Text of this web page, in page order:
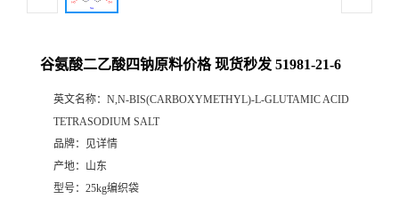
谷氨酸二乙酸四钠原料价格 现货秒发 51981-21-6
英文名称： N,N-BIS(CARBOXYMETHYL)-L-GLUTAMIC ACID
TETRASODIUM SALT
品牌：
见详情
产地： 山东
型号： 25kg编织袋